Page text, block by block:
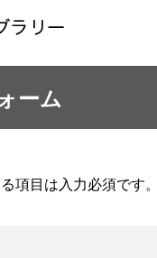
ーム
項目は入力必須です。